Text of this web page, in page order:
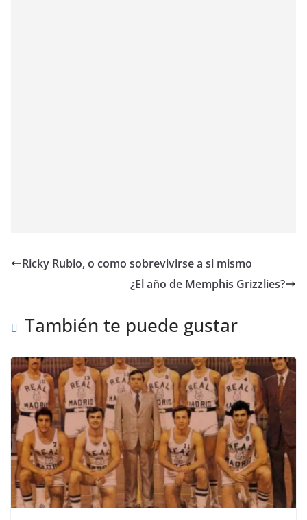
Ricky Rubio, o como sobrevivirse a si mismo
¿El año de Memphis Grizzlies?
También te puede gustar